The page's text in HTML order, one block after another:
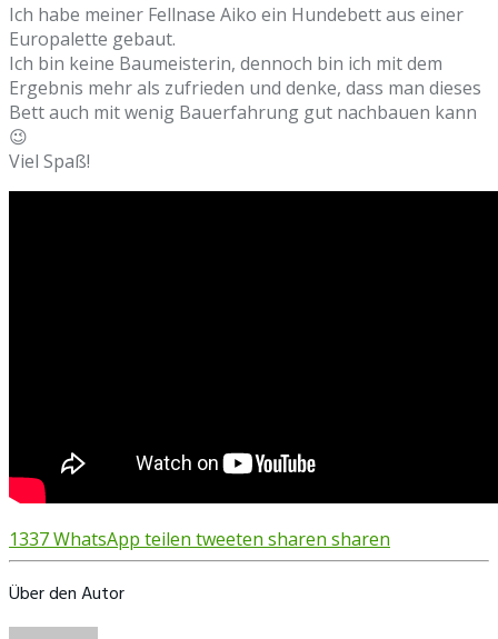
Ich habe meiner Fellnase Aiko ein Hundebett aus einer
Europalette gebaut.
Ich bin keine Baumeisterin, dennoch bin ich mit dem
Ergebnis mehr als zufrieden und denke, dass man dieses
Bett auch mit wenig Bauerfahrung gut nachbauen kann
😉
Viel Spaß!
1337WhatsApp teilen tweeten sharen sharen
Über den Autor